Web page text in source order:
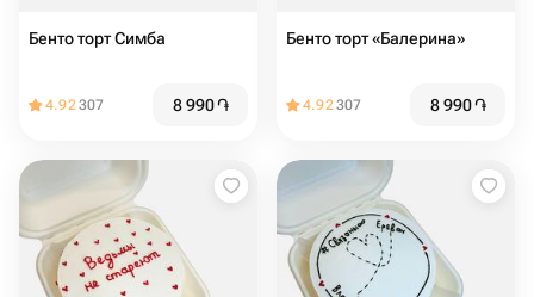
Бенто торт Симба
4.92307 8 990֏
Бенто торт «Балерина»
4.92307 8 990֏